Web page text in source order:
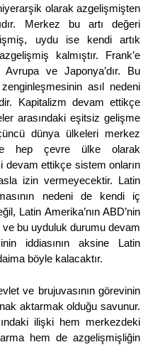
olarak azgelişmişten
Merkez bu artı değeri
uydu ise kendi artık
kalmıştır. Frank’e
ve Japonya’dır. Bu
asıl nedeni
Kapitalizm devam ettikçe
arasındaki eşitsiz gelişme
dünya ülkeleri merkez
hep çevre ülke olarak
devam ettikçe sistem onların
izin vermeyecektir. Latin
nedeni de kendi iç
Latin Amerika’nın ABD’nin
ve bu uyduluk durumu devam
iddiasının aksine Latin
böyle kalacaktır.
ve brujuvasının görevinin
aktarmak olduğu savunur.
ilişki hem merkezdeki
hem de azgelişmişliğin